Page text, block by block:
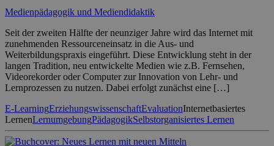
Medienpädagogik und Mediendidaktik
Seit der zweiten Hälfte der neunziger Jahre wird das Internet mit
zunehmenden Ressourceneinsatz in die Aus- und
Weiterbildungspraxis eingeführt. Diese Entwicklung steht in der
langen Tradition, neu entwickelte Medien wie z.B. Fernsehen,
Videorekorder oder Computer zur Innovation von Lehr- und
Lernprozessen zu nutzen. Dabei erfolgt zunächst eine […]
E-LearningErziehungswissenschaftEvaluationInternetbasiertes
LernenLernumgebungPädagogikSelbstorganisiertes Lernen